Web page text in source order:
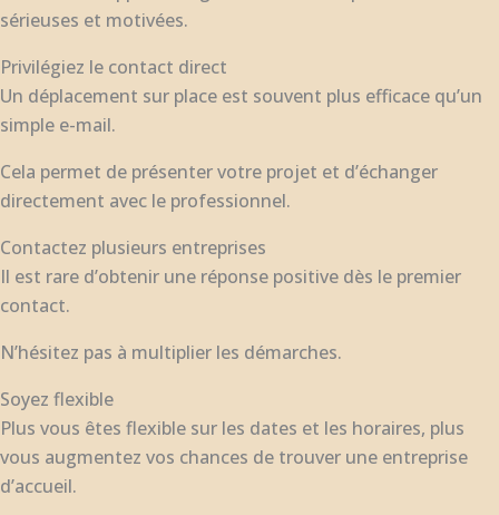
sérieuses et motivées.
Privilégiez le contact direct
Un déplacement sur place est souvent plus efficace qu’un
simple e-mail.
Cela permet de présenter votre projet et d’échanger
directement avec le professionnel.
Contactez plusieurs entreprises
Il est rare d’obtenir une réponse positive dès le premier
contact.
N’hésitez pas à multiplier les démarches.
Soyez flexible
Plus vous êtes flexible sur les dates et les horaires, plus
vous augmentez vos chances de trouver une entreprise
d’accueil.